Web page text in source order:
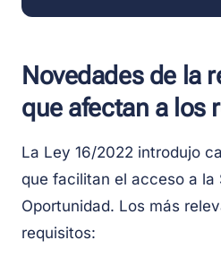
Novedades de la
que afectan a los
La Ley 16/2022 introdujo
que facilitan el acceso a la
Oportunidad. Los más
requisitos: